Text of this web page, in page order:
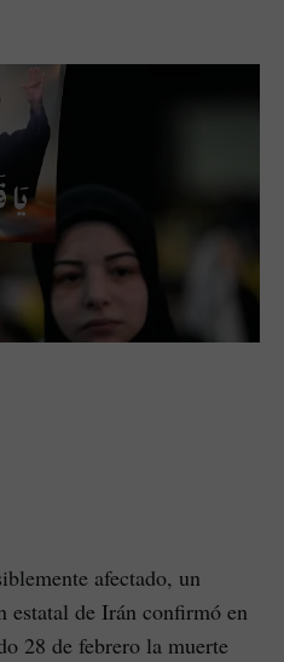
afectado, un
estatal de Irán confirmó en
28 de febrero la muerte